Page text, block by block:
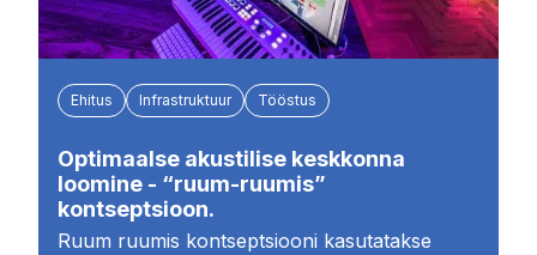
Ehitus Infrastruktuur Tööstus
Optimaalse akustilise keskkonna
loomine - “ruum-ruumis”
kontseptsioon.
Ruum ruumis kontseptsiooni kasutatakse